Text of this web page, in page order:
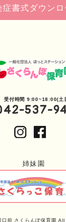
症書式ダウンロ
受付時間 9:00~18:00(土
537-
姉妹園
前 さくらんぼ保育園